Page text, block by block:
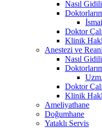
Nasıl
Doktor
Klinik
Anestezi ve
Nasıl
Doktor
Klinik
Ameliyathane
Doğumhane
Yataklı Servis